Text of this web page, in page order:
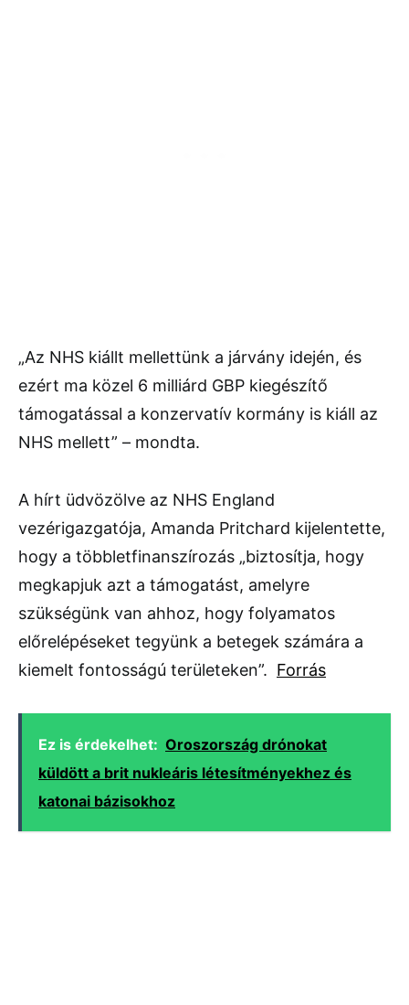
„Az NHS kiállt mellettünk a járvány idején, és
ezért ma közel 6 milliárd GBP kiegészítő
támogatással a konzervatív kormány is kiáll az
NHS mellett” – mondta.
A hírt üdvözölve az NHS England
vezérigazgatója, Amanda Pritchard kijelentette,
hogy a többletfinanszírozás „biztosítja, hogy
megkapjuk azt a támogatást, amelyre
szükségünk van ahhoz, hogy folyamatos
előrelépéseket tegyünk a betegek számára a
kiemelt fontosságú területeken”. Forrás
Ez is érdekelhet: Oroszország drónokat
küldött a brit nukleáris létesítményekhez és
katonai bázisokhoz